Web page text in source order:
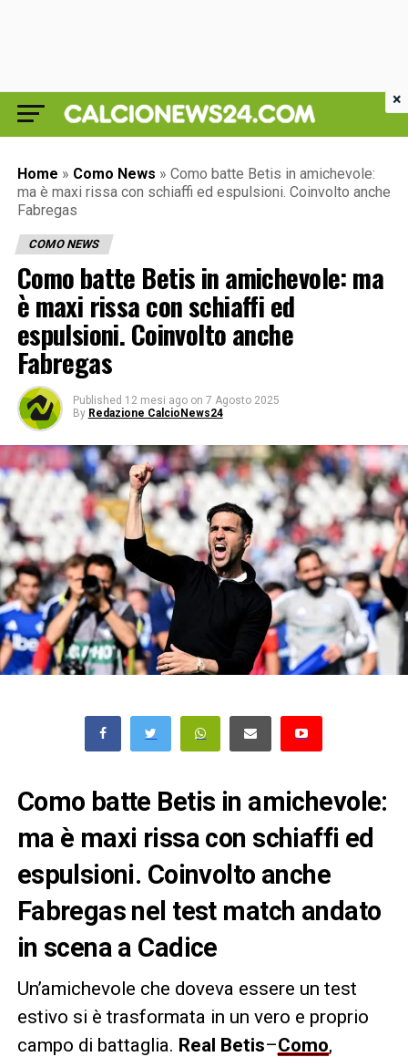
Home » Como News » Como batte Betis in amichevole:
ma è maxi rissa con schiaffi ed espulsioni. Coinvolto anche
Fabregas
COMO NEWS
Como batte Betis in amichevole: ma
è maxi rissa con schiaffi ed
espulsioni. Coinvolto anche
Fabregas
Published 12 mesi ago on 7 Agosto 2025
By Redazione CalcioNews24
Como batte Betis in amichevole:
ma è maxi rissa con schiaffi ed
espulsioni. Coinvolto anche
Fabregas nel test match andato
in scena a Cadice
Un’amichevole che doveva essere un test
estivo si è trasformata in un vero e proprio
campo di battaglia. Real Betis–Como,
×